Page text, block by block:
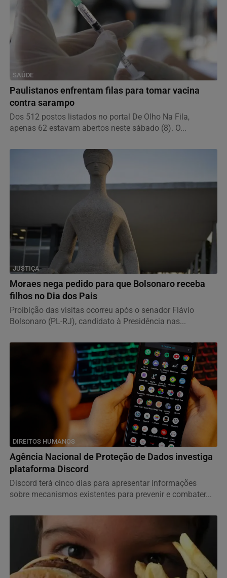
SAÚDE
Paulistanos enfrentam filas para tomar vacina
contra sarampo
Dos 512 postos listados no portal De Olho Na Fila,
apenas 62 estavam abertos neste sábado (8). O...
JUSTIÇA
Moraes nega pedido para que Bolsonaro receba
filhos no Dia dos Pais
Proibição das visitas ocorreu após o senador Flávio
Bolsonaro (PL-RJ), candidato à Presidência nas...
DIREITOS HUMANOS
Agência Nacional de Proteção de Dados investiga
plataforma Discord
Discord terá cinco dias para apresentar informações
sobre mecanismos existentes para prevenir e combater...